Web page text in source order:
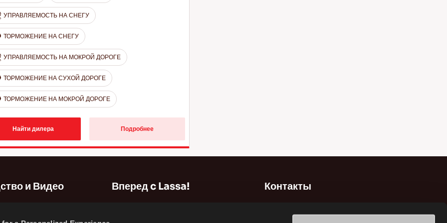
УПРАВЛЯЕМОСТЬ НА СНЕГУ
ТОРМОЖЕНИЕ НА СНЕГУ
УПРАВЛЯЕМОСТЬ НА МОКРОЙ ДОРОГЕ
ТОРМОЖЕНИЕ НА СУХОЙ ДОРОГЕ
ТОРМОЖЕНИЕ НА МОКРОЙ ДОРОГЕ
Найти дилера Подробнее
и Видео Вперед c Lassa! Контакты